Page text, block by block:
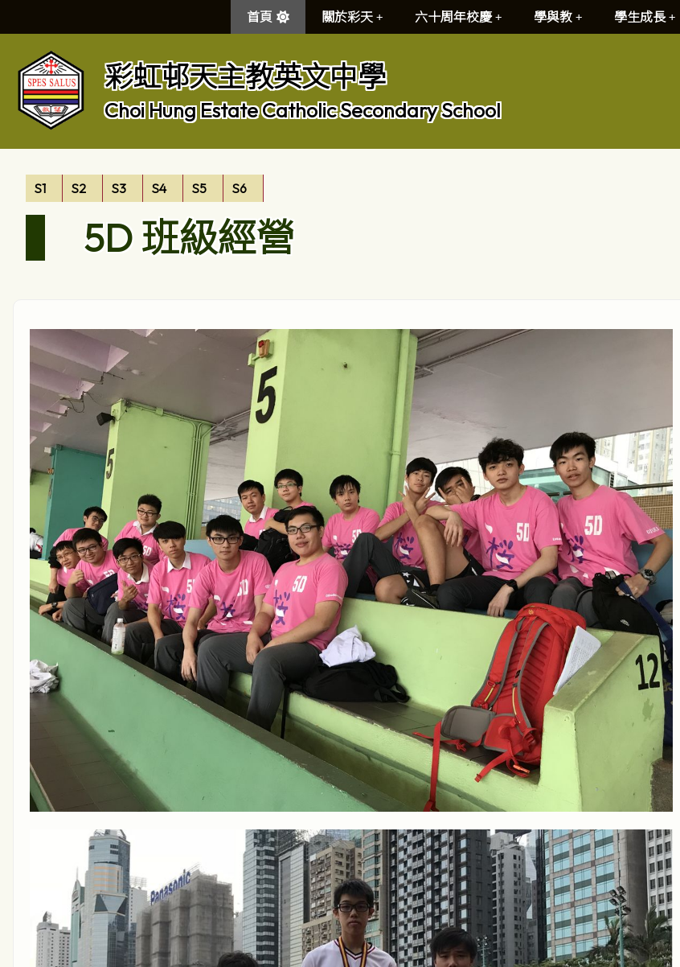
首頁 關於彩天 六十周年校慶 學與教 學生成長
彩虹邨天主教英文中學
Choi Hung Estate Catholic Secondary School
S1 S2 S3 S4 S5 S6
5D 班級經營